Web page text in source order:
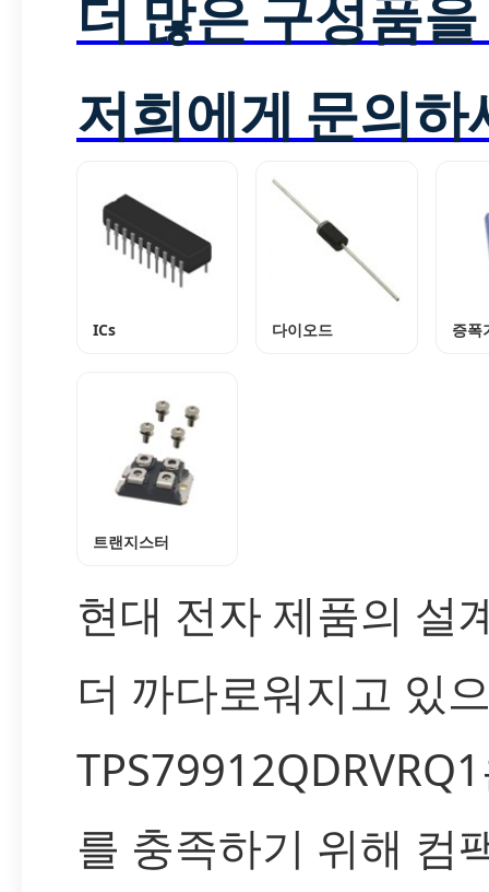
더 많은 구성품
저희에게 문의
ICs 다이오드 증폭
트랜지스터
현대 전자 제품의 설
더 까다로워지고 있
를 충족하기 위해 컴